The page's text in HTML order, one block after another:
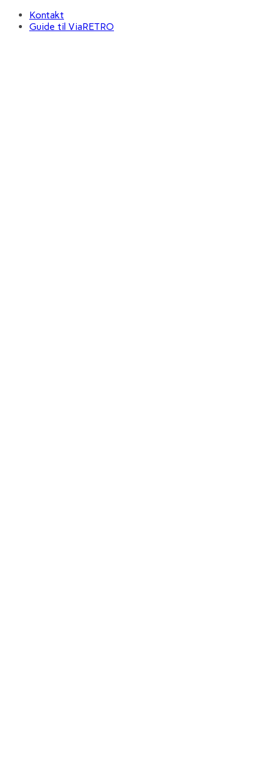
Kontakt
Guide til ViaRETRO